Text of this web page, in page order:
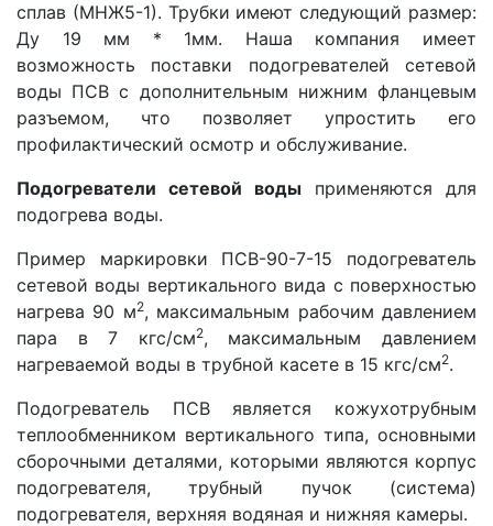
сплав (МНЖ5-1). Трубки имеют следующий размер:
Ду 19 мм * 1мм. Наша компания имеет
возможность поставки подогревателей сетевой
воды ПСВ с дополнительным нижним фланцевым
разъемом, что позволяет упростить его
профилактический осмотр и обслуживание.
Подогреватели сетевой воды применяются для
подогрева воды.
Пример маркировки ПСВ-90-7-15 подогреватель
сетевой воды вертикального вида с поверхностью
нагрева 90 м2, максимальным рабочим давлением
пара в 7 кгс/см2, максимальным давлением
нагреваемой воды в трубной касете в 15 кгс/см2.
Подогреватель ПСВ является кожухотрубным
теплообменником вертикального типа, основными
сборочными деталями, которыми являются корпус
подогревателя, трубный пучок (система)
подогревателя, верхняя водяная и нижняя камеры.